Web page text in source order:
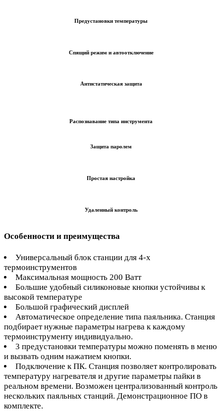
Предустановки температуры
Спящий режим и автоотключение
Антистатическая защита
Распознавание типа инструмента
Защита паролем
Простая настройка
Удаленный контроль
Особенности и преимущества
Универсальный блок станции для 4-х
термоинструментов
Максимальная мощность 200 Ватт
Большие удобный силиконовые кнопки устойчивы к
высокой температуре
Большой графический дисплей
Автоматическое определение типа паяльника. Станция
подбирает нужные параметры нагрева к каждому
термоинструменту индивидуально.
3 предустановки температуры можно поменять в меню
и вызвать одним нажатием кнопки.
Подключение к ПК. Станция позволяет контролировать
температуру нагревателя и другие параметры пайки в
реальном времени. Возможен централизованный контроль
нескольких паяльных станций. Демонстрационное ПО в
комплекте.